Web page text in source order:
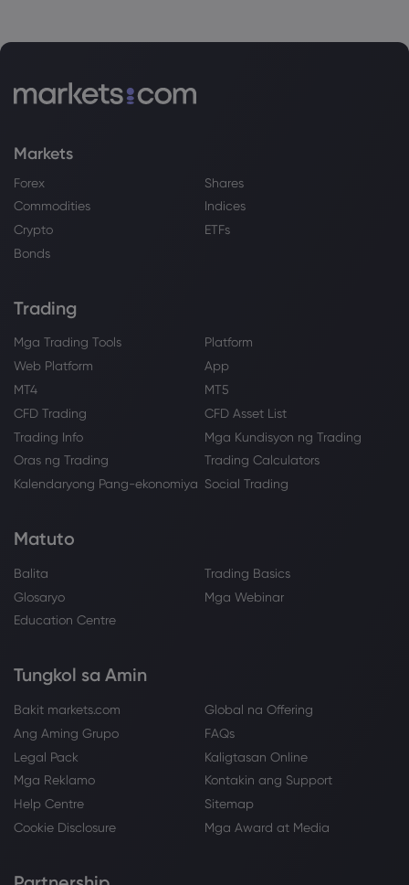
Markets
Forex
Shares
Commodities
Indices
Crypto
ETFs
Bonds
Trading
Mga Trading Tools
Platform
Web Platform
App
MT4
MT5
CFD Trading
CFD Asset List
Trading Info
Mga Kundisyon ng Trading
Oras ng Trading
Trading Calculators
Kalendaryong Pang-ekonomiya Social Trading
Matuto
Balita
Trading Basics
Glosaryo
Mga Webinar
Education Centre
Tungkol sa Amin
Bakit markets.com
Global na Offering
Ang Aming Grupo
FAQs
Legal Pack
Kaligtasan Online
Mga Reklamo
Kontakin ang Support
Help Centre
Sitemap
Cookie Disclosure
Mga Award at Media